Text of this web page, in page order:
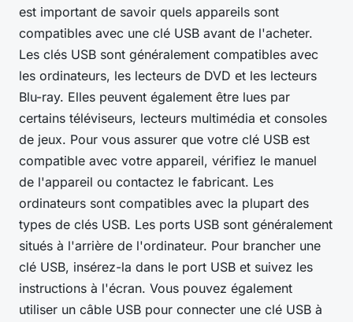
est important de savoir quels appareils sont
compatibles avec une clé USB avant de l'acheter.
Les clés USB sont généralement compatibles avec
les ordinateurs, les lecteurs de DVD et les lecteurs
Blu-ray. Elles peuvent également être lues par
certains téléviseurs, lecteurs multimédia et consoles
de jeux. Pour vous assurer que votre clé USB est
compatible avec votre appareil, vérifiez le manuel
de l'appareil ou contactez le fabricant. Les
ordinateurs sont compatibles avec la plupart des
types de clés USB. Les ports USB sont généralement
situés à l'arrière de l'ordinateur. Pour brancher une
clé USB, insérez-la dans le port USB et suivez les
instructions à l'écran. Vous pouvez également
utiliser un câble USB pour connecter une clé USB à